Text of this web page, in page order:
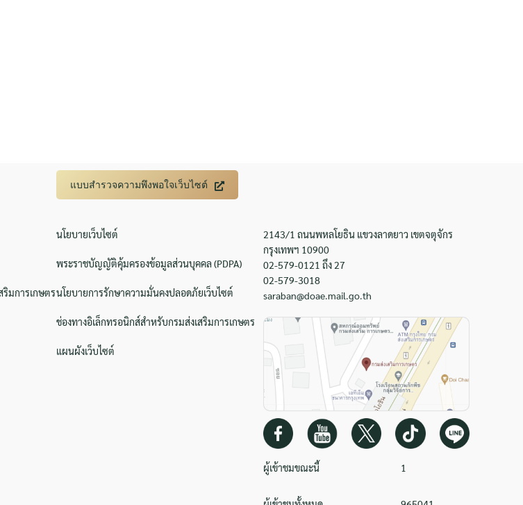
แบบสำรวจความพึงพอใจเว็บไซต์
มการเกษตร
นโยบายเว็บไซต์
พระราชบัญญัติคุ้มครองข้อมูลส่วนบุคคล (PDPA)
นโยบายการรักษาความมั่นคงปลอดภัยเว็บไซต์
ช่องทางอิเล็กทรอนิกส์สำหรับกรมส่งเสริมการเกษตร
แผนผังเว็บไซต์
2143/1 ถนนพหลโยธิน แขวงลาดยาว เขตจตุจักร
กรุงเทพฯ 10900
02-579-0121 ถึง 27
02-579-3018
saraban@doae.mail.go.th
ผู้เข้าชมขณะนี้ 1